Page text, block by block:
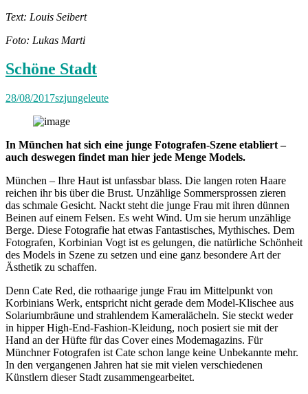
Text: Louis Seibert
Foto: Lukas Marti
Schöne Stadt
28/08/2017szjungeleute
In München hat sich eine junge Fotografen-Szene etabliert –
auch deswegen findet man hier jede Menge Models.
München – Ihre Haut ist unfassbar blass. Die langen roten Haare
reichen ihr bis über die Brust. Unzählige Sommersprossen zieren
das schmale Gesicht. Nackt steht die junge Frau mit ihren dünnen
Beinen auf einem Felsen. Es weht Wind. Um sie herum unzählige
Berge. Diese Fotografie hat etwas Fantastisches, Mythisches. Dem
Fotografen, Korbinian Vogt ist es gelungen, die natürliche Schönheit
des Models in Szene zu setzen und eine ganz besondere Art der
Ästhetik zu schaffen.
Denn Cate Red, die rothaarige junge Frau im Mittelpunkt von
Korbinians Werk, entspricht nicht gerade dem Model-Klischee aus
Solariumbräune und strahlendem Kameralächeln. Sie steckt weder
in hipper High-End-Fashion-Kleidung, noch posiert sie mit der
Hand an der Hüfte für das Cover eines Modemagazins. Für
Münchner Fotografen ist Cate schon lange keine Unbekannte mehr.
In den vergangenen Jahren hat sie mit vielen verschiedenen
Künstlern dieser Stadt zusammengearbeitet.